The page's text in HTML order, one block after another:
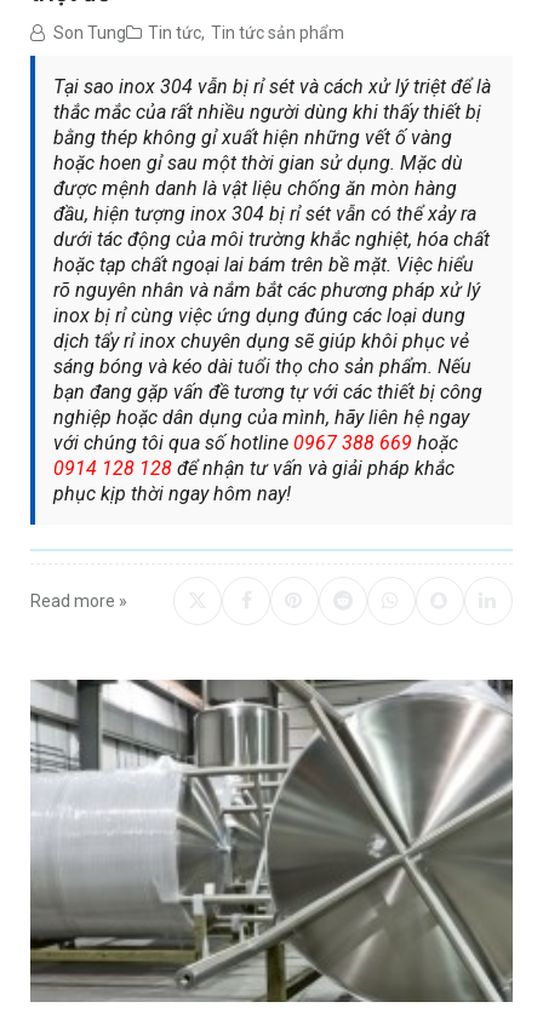
Son Tung Tin tức, Tin tức sản phẩm
Tại sao inox 304 vẫn bị rỉ sét và cách xử lý triệt để là
thắc mắc của rất nhiều người dùng khi thấy thiết bị
bằng thép không gỉ xuất hiện những vết ố vàng
hoặc hoen gỉ sau một thời gian sử dụng. Mặc dù
được mệnh danh là vật liệu chống ăn mòn hàng
đầu, hiện tượng inox 304 bị rỉ sét vẫn có thể xảy ra
dưới tác động của môi trường khắc nghiệt, hóa chất
hoặc tạp chất ngoại lai bám trên bề mặt. Việc hiểu
rõ nguyên nhân và nắm bắt các phương pháp xử lý
inox bị rỉ cùng việc ứng dụng đúng các loại dung
dịch tẩy rỉ inox chuyên dụng sẽ giúp khôi phục vẻ
sáng bóng và kéo dài tuổi thọ cho sản phẩm. Nếu
bạn đang gặp vấn đề tương tự với các thiết bị công
nghiệp hoặc dân dụng của mình, hãy liên hệ ngay
với chúng tôi qua số hotline 0967 388 669 hoặc
0914 128 128 để nhận tư vấn và giải pháp khắc
phục kịp thời ngay hôm nay!
Read more »